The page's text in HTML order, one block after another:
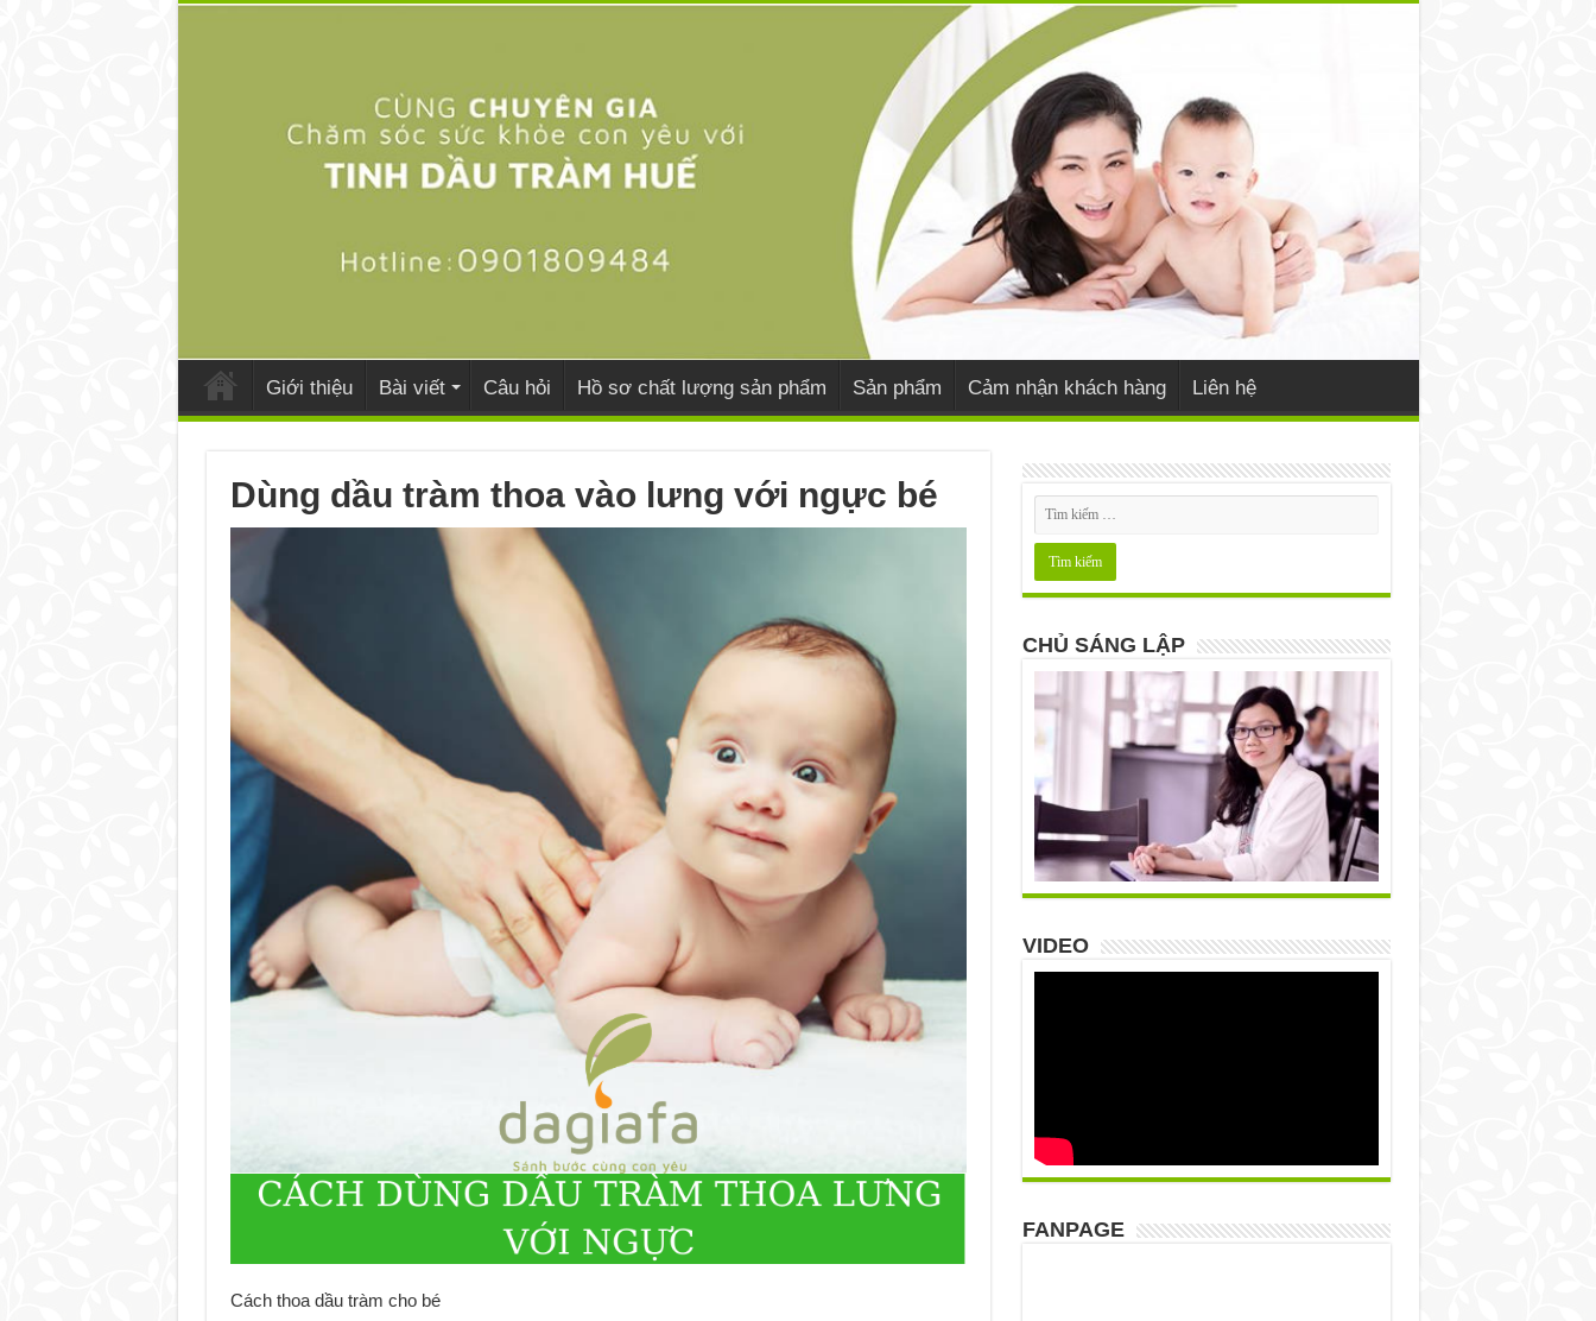
Giới thiệu Bài viết Câu hỏi Hồ sơ chất lượng sản phẩm Sản phẩm Cảm nhận khách hàng Liên hệ
Dùng dầu tràm thoa vào lưng với ngực bé
Cách thoa dầu tràm cho bé
CHỦ SÁNG LẬP
VIDEO
FANPAGE